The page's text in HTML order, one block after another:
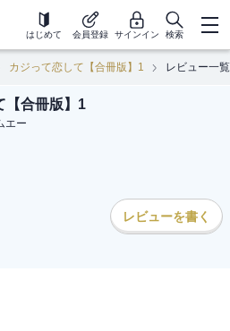
はじめて 会員登録 サインイン 検索
カジって恋して【合冊版】1 レビュー一覧
【合冊版】1
エー
レビューを書く